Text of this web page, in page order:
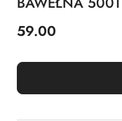
Cena:
59.00